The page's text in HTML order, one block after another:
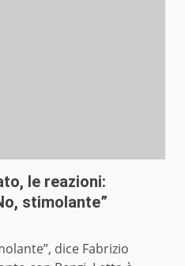
le reazioni:
stimolante”
dice Fabrizio